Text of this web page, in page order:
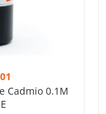
Cadmio 0.1M